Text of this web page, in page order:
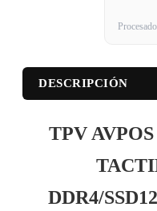
DESCRIPCIÓN
TPV
DDR4/